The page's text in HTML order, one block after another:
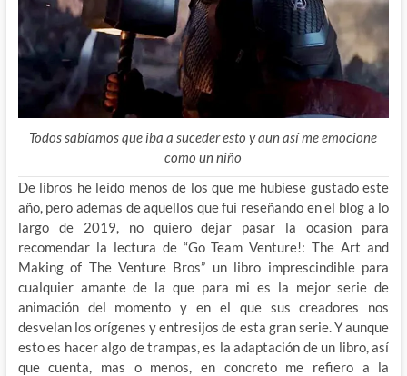
Todos sabíamos que iba a suceder esto y aun así me emocione
como un niño
De libros he leído menos de los que me hubiese gustado este
año, pero ademas de aquellos que fui reseñando en el blog a lo
largo de 2019, no quiero dejar pasar la ocasion para
recomendar la lectura de “Go Team Venture!: The Art and
Making of The Venture Bros” un libro imprescindible para
cualquier amante de la que para mi es la mejor serie de
animación del momento y en el que sus creadores nos
desvelan los orígenes y entresijos de esta gran serie. Y aunque
esto es hacer algo de trampas, es la adaptación de un libro, así
que cuenta, mas o menos, en concreto me refiero a la